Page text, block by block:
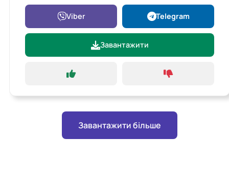
Viber Telegram
Завантажити
Завантажити більше